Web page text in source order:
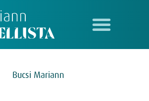
Bucsi Mariann